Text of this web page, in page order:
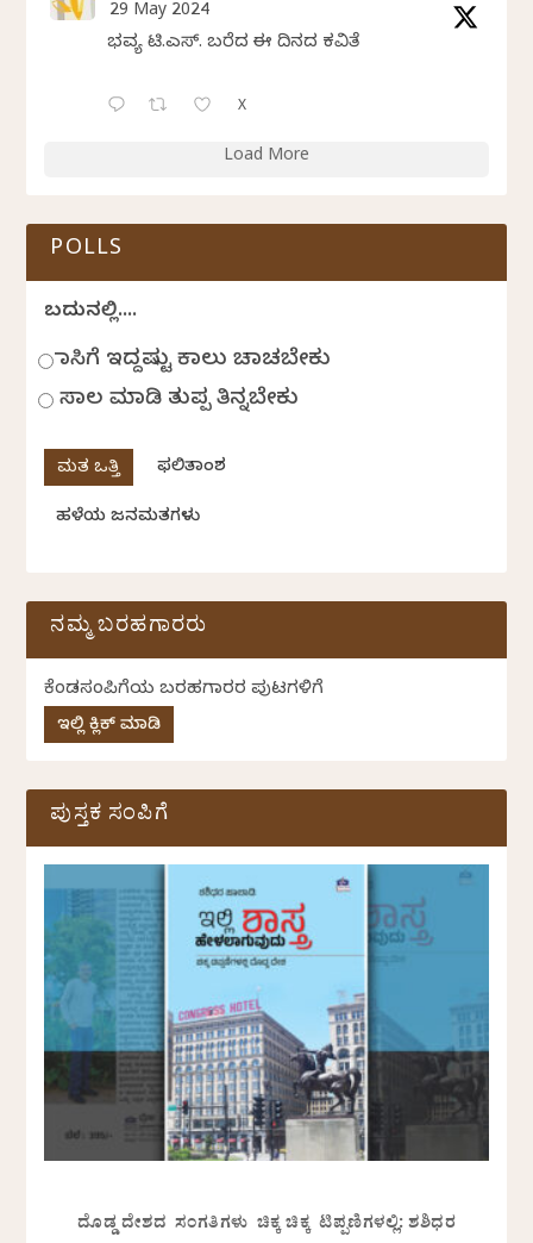
29 May 2024
ಭವ್ಯ ಟಿ.ಎಸ್. ಬರೆದ ಈ ದಿನದ ಕವಿತೆ
X
Load More
POLLS
ಬದುಕಿನಲ್ಲಿ....
ಹಾಸಿಗೆ ಇದ್ದಷ್ಟು ಕಾಲು ಚಾಚಬೇಕು
ಸಾಲ ಮಾಡಿ ತುಪ್ಪ ತಿನ್ನಬೇಕು
ಫಲಿತಾಂಶ
ಹಳೆಯ ಜನಮತಗಳು
ನಮ್ಮ ಬರಹಗಾರರು
ಕೆಂಡಸಂಪಿಗೆಯ ಬರಹಗಾರರ ಪುಟಗಳಿಗೆ
ಇಲ್ಲಿ ಕ್ಲಿಕ್ ಮಾಡಿ
ಪುಸ್ತಕ ಸಂಪಿಗೆ
ದೊಡ್ಡ ದೇಶದ ಸಂಗತಿಗಳು ಚಿಕ್ಕ ಚಿಕ್ಕ ಟಿಪ್ಪಣಿಗಳಲ್ಲಿ: ಶಶಿಧರ